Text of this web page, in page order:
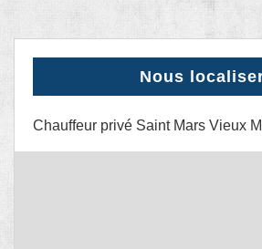
Nous
Chauffeur privé Saint Mars Vieux